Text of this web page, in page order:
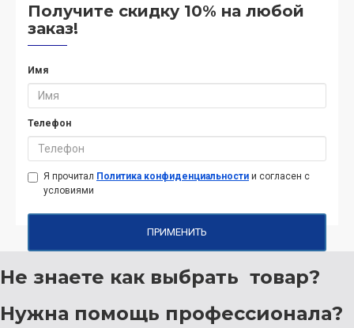
Получите скидку 10% на любой
заказ!
Имя
Телефон
Я прочитал Политика конфиденциальности и согласен с
условиями
ПРИМЕНИТЬ
Не знаете как выбрать товар?
Нужна помощь профессионала?